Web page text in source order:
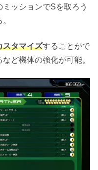
ッションでSを取ろう
スタマイズすることがで
ど機体の強化が可能。